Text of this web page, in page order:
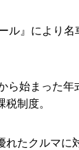
ル』により
ら始まった年
制度。
れたクルマに